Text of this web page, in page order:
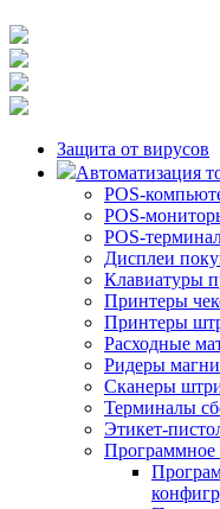
Защита от вирусов
Автоматизация
POS-
POS-
POS-
Дисплеи
Клавиатуры
Принтеры
Принтеры
Расходные
Ридеры
Сканеры
Терминалы
Этикет-
Программное